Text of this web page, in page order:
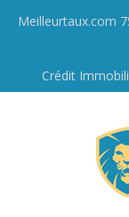
Meilleurtaux.com
Crédit